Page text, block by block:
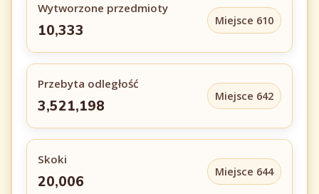
Wytworzone przedmioty
10,333
Miejsce 610
Przebyta odległość
3,521,198
Miejsce 642
Skoki
20,006
Miejsce 644